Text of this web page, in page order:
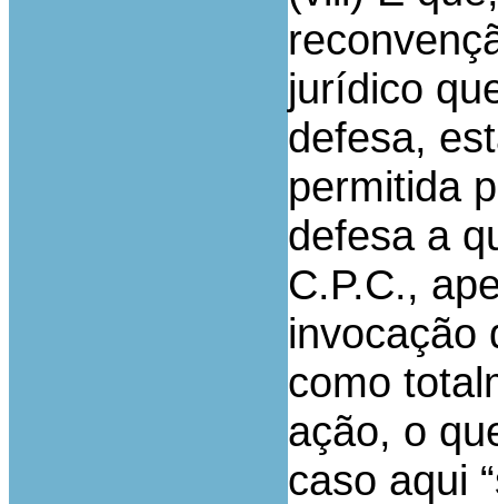
jurídico
defesa,
permitida
defesa a
C.P.C.,
invocação
como
ação, o
caso aqui